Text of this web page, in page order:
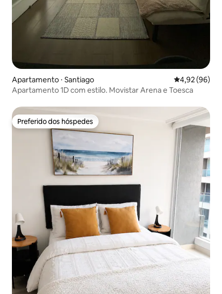
Apartamento ⋅ Santiago 4,92 de uma
4,92 (96)
Apartamento 1D com estilo. Movistar Arena e Toesca
Preferido dos hóspedes
Preferido dos hóspedes